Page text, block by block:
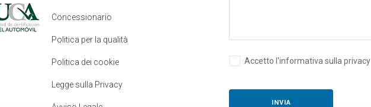
Concessionario
Politica per la qualità
Politica dei cookie
Legge sulla Privacy
Accetto l'informativa sulla privacy